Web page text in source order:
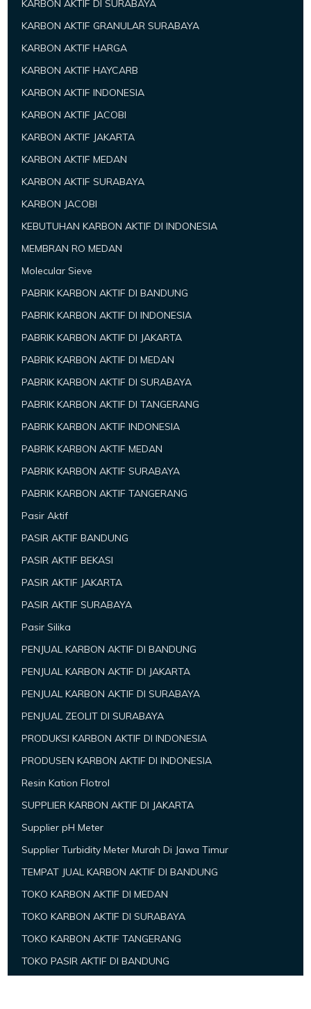
KARBON AKTIF DI SURABAYA
KARBON AKTIF GRANULAR SURABAYA
KARBON AKTIF HARGA
KARBON AKTIF HAYCARB
KARBON AKTIF INDONESIA
KARBON AKTIF JACOBI
KARBON AKTIF JAKARTA
KARBON AKTIF MEDAN
KARBON AKTIF SURABAYA
KARBON JACOBI
KEBUTUHAN KARBON AKTIF DI INDONESIA
MEMBRAN RO MEDAN
Molecular Sieve
PABRIK KARBON AKTIF DI BANDUNG
PABRIK KARBON AKTIF DI INDONESIA
PABRIK KARBON AKTIF DI JAKARTA
PABRIK KARBON AKTIF DI MEDAN
PABRIK KARBON AKTIF DI SURABAYA
PABRIK KARBON AKTIF DI TANGERANG
PABRIK KARBON AKTIF INDONESIA
PABRIK KARBON AKTIF MEDAN
PABRIK KARBON AKTIF SURABAYA
PABRIK KARBON AKTIF TANGERANG
Pasir Aktif
PASIR AKTIF BANDUNG
PASIR AKTIF BEKASI
PASIR AKTIF JAKARTA
PASIR AKTIF SURABAYA
Pasir Silika
PENJUAL KARBON AKTIF DI BANDUNG
PENJUAL KARBON AKTIF DI JAKARTA
PENJUAL KARBON AKTIF DI SURABAYA
PENJUAL ZEOLIT DI SURABAYA
PRODUKSI KARBON AKTIF DI INDONESIA
PRODUSEN KARBON AKTIF DI INDONESIA
Resin Kation Flotrol
SUPPLIER KARBON AKTIF DI JAKARTA
Supplier pH Meter
Supplier Turbidity Meter Murah Di Jawa Timur
TEMPAT JUAL KARBON AKTIF DI BANDUNG
TOKO KARBON AKTIF DI MEDAN
TOKO KARBON AKTIF DI SURABAYA
TOKO KARBON AKTIF TANGERANG
TOKO PASIR AKTIF DI BANDUNG